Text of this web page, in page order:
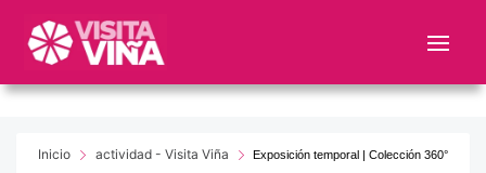
este
web
sistemaInicio actividad - Visita Viña Exposición temporal | Colección 360°